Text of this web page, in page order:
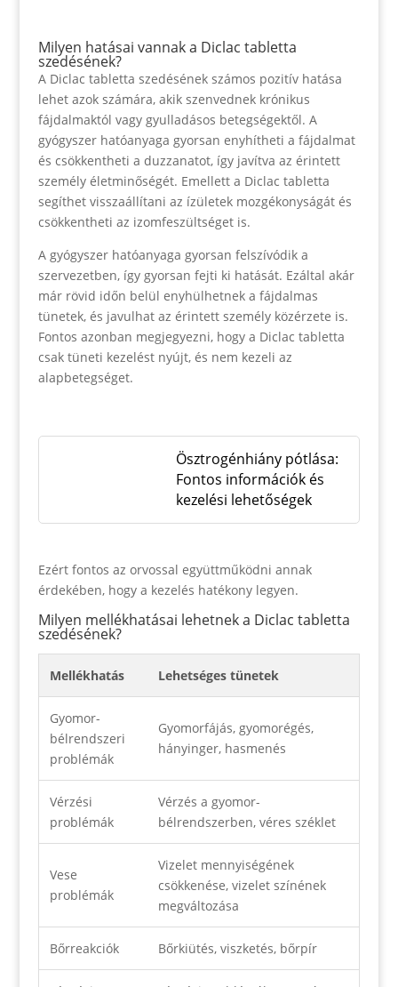
Milyen hatásai vannak a Diclac tabletta
szedésének?
A Diclac tabletta szedésének számos pozitív hatása
lehet azok számára, akik szenvednek krónikus
fájdalmaktól vagy gyulladásos betegségektől. A
gyógyszer hatóanyaga gyorsan enyhítheti a fájdalmat
és csökkentheti a duzzanatot, így javítva az érintett
személy életminőségét. Emellett a Diclac tabletta
segíthet visszaállítani az ízületek mozgékonyságát és
csökkentheti az izomfeszültséget is.
A gyógyszer hatóanyaga gyorsan felszívódik a
szervezetben, így gyorsan fejti ki hatását. Ezáltal akár
már rövid időn belül enyhülhetnek a fájdalmas
tünetek, és javulhat az érintett személy közérzete is.
Fontos azonban megjegyezni, hogy a Diclac tabletta
csak tüneti kezelést nyújt, és nem kezeli az
alapbetegséget.
Ösztrogénhiány pótlása:
Fontos információk és
kezelési lehetőségek
Ezért fontos az orvossal együttműködni annak
érdekében, hogy a kezelés hatékony legyen.
Milyen mellékhatásai lehetnek a Diclac tabletta
szedésének?
Mellékhatás Lehetséges tünetek
Gyomor-
bélrendszeri
problémák
Gyomorfájás, gyomorégés,
hányinger, hasmenés
Vérzési
problémák
Vérzés a gyomor-
bélrendszerben, véres széklet
Vese
problémák
Vizelet mennyiségének
csökkenése, vizelet színének
megváltozása
Bőrreakciók Bőrkiütés, viszketés, bőrpír